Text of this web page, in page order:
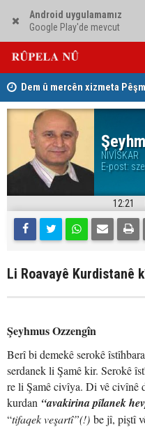
Android uygulamamız
Google Play'de mevcut
Dem û mercên xizmeta
pejirandin
NIVÎSKAR
E-post:
12:21
Li Roavayê Kurdistanê
Şeyhmus Ozzengîn
Berî bi demekê serokê
serdanek li Şamê kir. Serokê
re li Şamê civîya. Di vê civînê
kurdan “avakirina pîlanek
“tifaqek veşartî”(!) be jî, piştî